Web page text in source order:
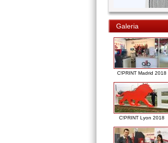
Galeria
C!PRINT Madrid 2018
C!PRINT Lyon 2018